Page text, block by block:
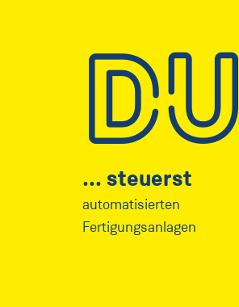
DU
steuerst
automatisierten
Fertigungsanlagen